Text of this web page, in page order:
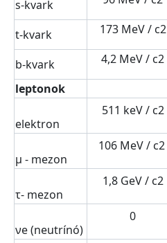
s-kvark
t-kvark 173 MeV / c2
b-kvark 4,2 MeV / c2
leptonok
elektron
511 keV / c2
μ - mezon
106 MeV / c2
τ- mezon
1,8 GeV / c2
νe (neutrínó)
0